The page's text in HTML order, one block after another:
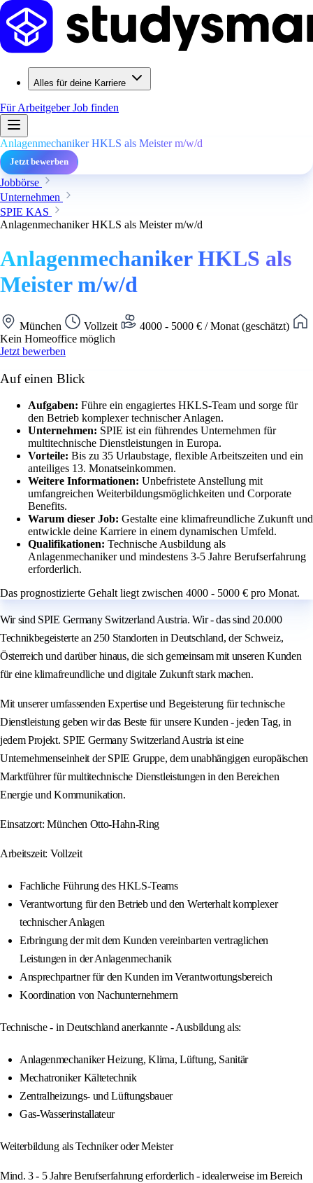
Alles für deine Karriere
Für ArbeitgeberJob finden
Anlagenmechaniker HKLS als Meister m/w/d
Jetzt bewerben
Jobbörse
Unternehmen
SPIE KAS
Anlagenmechaniker HKLS als Meister m/w/d
Anlagenmechaniker HKLS als
Meister m/w/d
München Vollzeit
4000 - 5000 € / Monat (geschätzt)
Kein Homeoffice möglich
Jetzt bewerben
Auf einen Blick
Aufgaben: Führe ein engagiertes HKLS-Team und sorge für
den Betrieb komplexer technischer Anlagen.
Unternehmen: SPIE ist ein führendes Unternehmen für
multitechnische Dienstleistungen in Europa.
Vorteile: Bis zu 35 Urlaubstage, flexible Arbeitszeiten und ein
anteiliges 13. Monatseinkommen.
Weitere Informationen: Unbefristete Anstellung mit
umfangreichen Weiterbildungsmöglichkeiten und Corporate
Benefits.
Warum dieser Job: Gestalte eine klimafreundliche Zukunft und
entwickle deine Karriere in einem dynamischen Umfeld.
Qualifikationen: Technische Ausbildung als
Anlagenmechaniker und mindestens 3-5 Jahre Berufserfahrung
erforderlich.
Das prognostizierte Gehalt liegt zwischen 4000 - 5000 € pro Monat.
Wir sind SPIE Germany Switzerland Austria. Wir - das sind 20.000
Technikbegeisterte an 250 Standorten in Deutschland, der Schweiz,
Österreich und darüber hinaus, die sich gemeinsam mit unseren Kunden
für eine klimafreundliche und digitale Zukunft stark machen.
Mit unserer umfassenden Expertise und Begeisterung für technische
Dienstleistung geben wir das Beste für unsere Kunden - jeden Tag, in
jedem Projekt. SPIE Germany Switzerland Austria ist eine
Unternehmenseinheit der SPIE Gruppe, dem unabhängigen europäischen
Marktführer für multitechnische Dienstleistungen in den Bereichen
Energie und Kommunikation.
Einsatzort: München Otto-Hahn-Ring
Arbeitszeit: Vollzeit
Fachliche Führung des HKLS-Teams
Verantwortung für den Betrieb und den Werterhalt komplexer
technischer Anlagen
Erbringung der mit dem Kunden vereinbarten vertraglichen
Leistungen in der Anlagenmechanik
Ansprechpartner für den Kunden im Verantwortungsbereich
Koordination von Nachunternehmern
Technische - in Deutschland anerkannte - Ausbildung als:
Anlagenmechaniker Heizung, Klima, Lüftung, Sanitär
Mechatroniker Kältetechnik
Zentralheizungs- und Lüftungsbauer
Gas-Wasserinstallateur
Weiterbildung als Techniker oder Meister
Mind. 3 - 5 Jahre Berufserfahrung erforderlich - idealerweise im Bereich